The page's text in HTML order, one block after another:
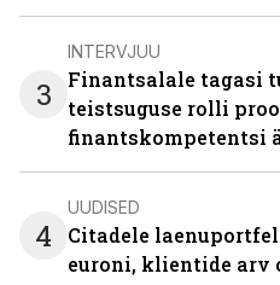
3
INTERVJUU
Finantsalale tagasi
teistsuguse rolli
finantskompetentsi
4
UUDISED
Citadele
euroni, klientide arv